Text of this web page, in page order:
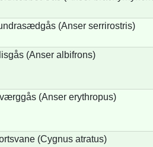
(Anser serrirostris)
(Anser albifrons)
(Anser erythropus)
(Cygnus atratus)